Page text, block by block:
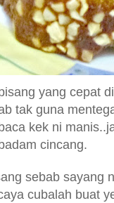
yang cepat
tak guna
kek ni
cincang.
sebab sayang
cubalah buat